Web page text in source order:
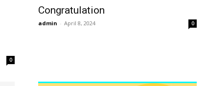
0
Congratulation
admin - April 8, 2024 0